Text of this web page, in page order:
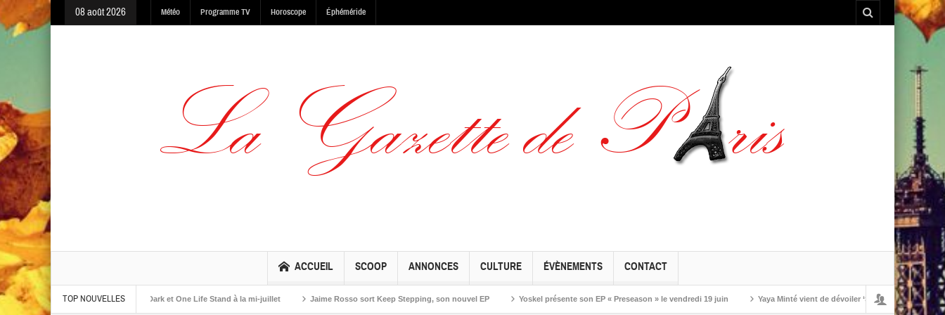
08 août 2026 Météo Programme TV Horoscope Éphéméride
ACCUEIL SCOOP ANNONCES CULTURE ÉVÈNEMENTS CONTACT
TOP NOUVELLES
The Warning, Made In The Dark et One Life Stand à la mi-juillet Jaime Rosso sort Keep Stepping, son nouvel EP Yoskel présente son EP « Preseason » le vendredi 19 juin Yaya Minté vient de dévoiler ‘So’, son premier album